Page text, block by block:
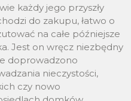
każdy jego przyszły
do zakupu, łatwo o
na całe późniejsze
Jest on wręcz niezbędny
doprowadzono
nieczystości,
czy nowo